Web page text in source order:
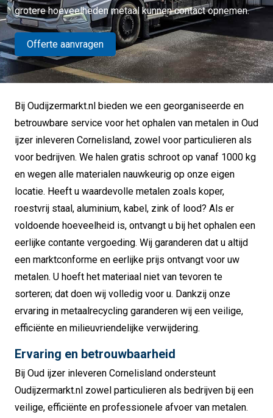
grotere hoeveelheden metaal kunnen contact opnemen.
Offerte aanvragen
Bij Oudijzermarkt.nl bieden we een georganiseerde en
betrouwbare service voor het ophalen van metalen in Oud
ijzer inleveren Cornelisland, zowel voor particulieren als
voor bedrijven. We halen gratis schroot op vanaf 1000 kg
en wegen alle materialen nauwkeurig op onze eigen
locatie. Heeft u waardevolle metalen zoals koper,
roestvrij staal, aluminium, kabel, zink of lood? Als er
voldoende hoeveelheid is, ontvangt u bij het ophalen een
eerlijke contante vergoeding. Wij garanderen dat u altijd
een marktconforme en eerlijke prijs ontvangt voor uw
metalen. U hoeft het materiaal niet van tevoren te
sorteren; dat doen wij volledig voor u. Dankzij onze
ervaring in metaalrecycling garanderen wij een veilige,
efficiënte en milieuvriendelijke verwijdering.
Ervaring en betrouwbaarheid
Bij Oud ijzer inleveren Cornelisland ondersteunt
Oudijzermarkt.nl zowel particulieren als bedrijven bij een
veilige, efficiënte en professionele afvoer van metalen.